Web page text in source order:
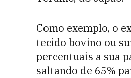
Como exemplo, o
tecido bovino ou
percentuais a sua
saltando de 65%